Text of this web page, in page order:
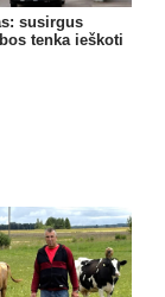
susirgus
tenka ieškoti